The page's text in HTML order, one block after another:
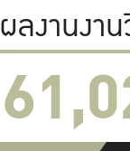
ผลงานงา